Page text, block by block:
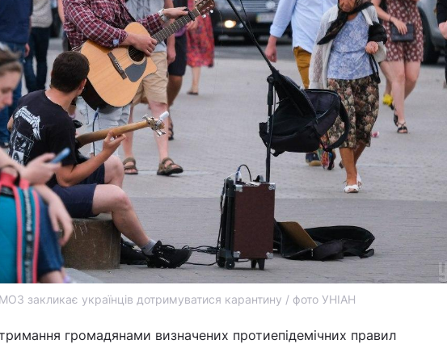
МОЗ закликає українців дотримуватися карантину / фото УНІАН
громадянами визначених протиепідемічних правил